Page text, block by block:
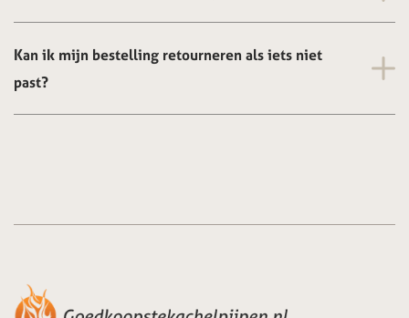
Kan ik mijn bestelling retourneren als iets niet
past?